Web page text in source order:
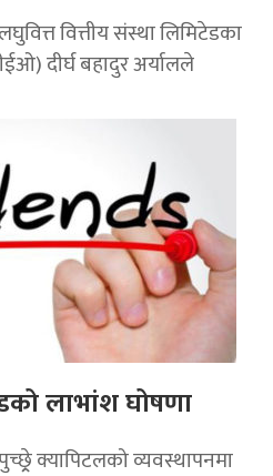
वित्तीय संस्था लिमिटेडका
दीर्घ बहादुर अर्यालले
लाभांश घोषणा
क्यापिटलको व्यवस्थापनमा